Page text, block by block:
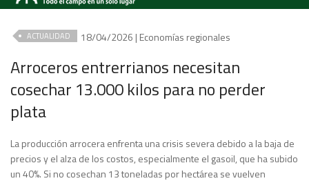
ACTUALIDAD 18/04/2026 | Economías regionales
Arroceros entrerrianos necesitan
cosechar 13.000 kilos para no perder
plata
La producción arrocera enfrenta una crisis severa debido a la baja de
precios y el alza de los costos, especialmente el gasoil, que ha subido
un 40%. Si no cosechan 13 toneladas por hectárea se vuelven